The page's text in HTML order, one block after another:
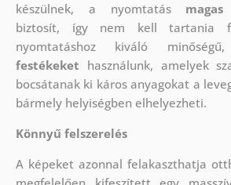
készülnek, a nyomtatás
biztosít, így nem kell tartania
nyomtatáshoz kiváló
festékeket használunk, amelyek
bocsátanak ki káros anyagokat a
bármely helyiségben elhelyezheti.
Könnyű felszerelés
A képeket azonnal felakaszthatja